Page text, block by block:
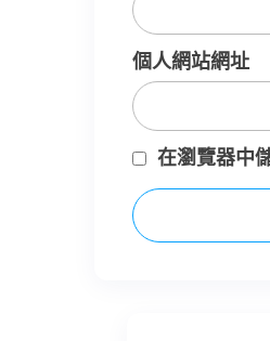
個人網站網址
在瀏覽器中